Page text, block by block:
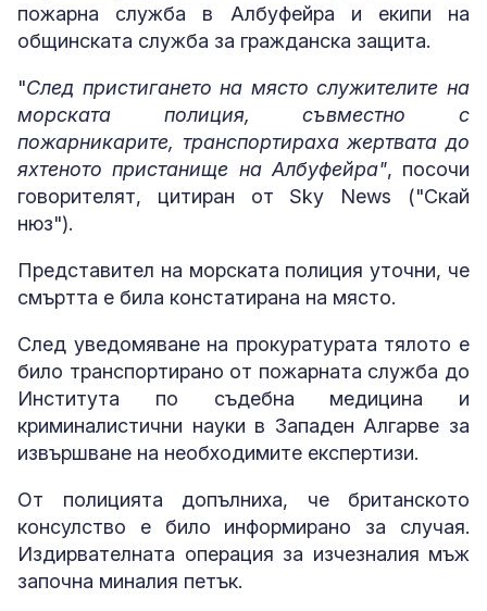
пожарна служба в Албуфейра и екипи на
общинската служба за гражданска защита.
"След пристигането на място служителите на
морската полиция, съвместно с
пожарникарите, транспортираха жертвата до
яхтеното пристанище на Албуфейра", посочи
говорителят, цитиран от Sky News ("Скай
нюз").
Представител на морската полиция уточни, че
смъртта е била констатирана на място.
След уведомяване на прокуратурата тялото е
било транспортирано от пожарната служба до
Института по съдебна медицина и
криминалистични науки в Западен Алгарве за
извършване на необходимите експертизи.
От полицията допълниха, че британското
консулство е било информирано за случая.
Издирвателната операция за изчезналия мъж
започна миналия петък.